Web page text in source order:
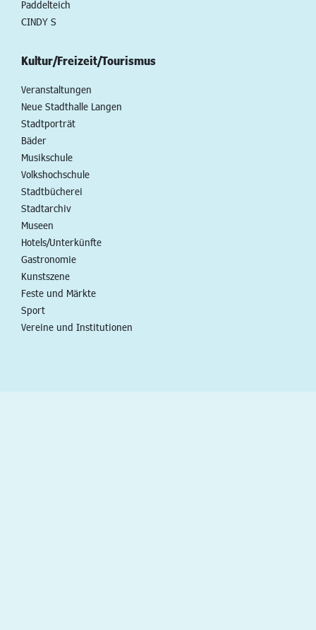
Paddelteich
CINDY S
Kultur/Freizeit/Tourismus
Veranstaltungen
Neue Stadthalle Langen
Stadtporträt
Bäder
Musikschule
Volkshochschule
Stadtbücherei
Stadtarchiv
Museen
Hotels/Unterkünfte
Gastronomie
Kunstszene
Feste und Märkte
Sport
Vereine und Institutionen